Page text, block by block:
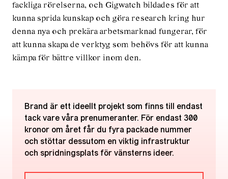
fackliga rörelserna, och Gigwatch bildades för att
kunna sprida kunskap och göra research kring hur
denna nya och prekära arbetsmarknad fungerar, för
att kunna skapa de verktyg som behövs för att kunna
kämpa för bättre villkor inom den.
Brand är ett ideellt projekt som finns till endast
tack vare våra prenumeranter. För endast 300
kronor om året får du fyra packade nummer
och stöttar dessutom en viktig infrastruktur
och spridningsplats för vänsterns ideer.